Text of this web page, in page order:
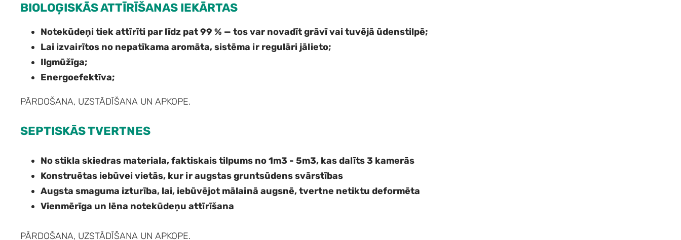
BIOLOĢISKĀS ATTĪRĪŠANAS IEKĀRTAS
Notekūdeņi tiek attīrīti par līdz pat 99 % — tos var novadīt grāvī vai tuvējā ūdenstilpē;
Lai izvairītos no nepatīkama aromāta, sistēma ir regulāri jālieto;
Ilgmūžīga;
Energoefektīva;
PĀRDOŠANA, UZSTĀDĪŠANA UN APKOPE.
SEPTISKĀS TVERTNES
No stikla skiedras materiala, faktiskais tilpums no 1m3 - 5m3, kas dalīts 3 kamerās
Konstruētas iebūvei vietās, kur ir augstas gruntsūdens svārstības
Augsta smaguma izturība, lai, iebūvējot mālainā augsnē, tvertne netiktu deformēta
Vienmērīga un lēna notekūdeņu attīrīšana
PĀRDOŠANA, UZSTĀDĪŠANA UN APKOPE.